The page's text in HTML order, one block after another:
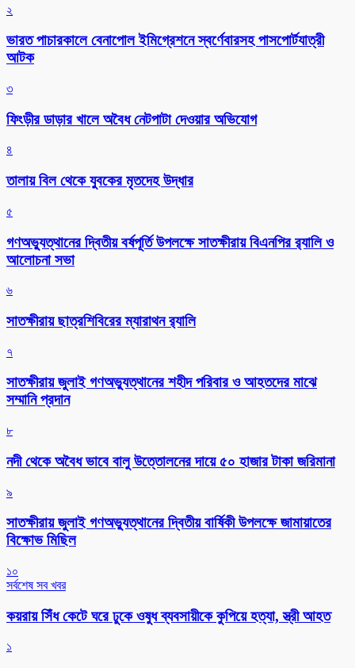
২
ভারত পাচারকালে বেনাপোল ইমিগ্রেশনে স্বর্ণেবারসহ পাসপোর্টযাত্রী
আটক
৩
ফিংড়ীর ডাড়ার খালে অবৈধ নেটপাটা দেওয়ার অভিযোগ
৪
তালায় বিল থেকে যুবকের মৃতদেহ উদ্ধার
৫
গণঅভ্যুত্থানের দ্বিতীয় বর্ষপূর্তি উপলক্ষে সাতক্ষীরায় বিএনপির র‌্যালি ও
আলোচনা সভা
৬
সাতক্ষীরায় ছাত্রশিবিরের ম্যারাথন র‌্যালি
৭
সাতক্ষীরায় জুলাই গণঅভ্যুত্থানের শহীদ পরিবার ও আহতদের মাঝে
সম্মানি প্রদান
৮
নদী থেকে অবৈধ ভাবে বালু উত্তোলনের দায়ে ৫০ হাজার টাকা জরিমানা
৯
সাতক্ষীরায় জুলাই গণঅভ্যুত্থানের দ্বিতীয় বার্ষিকী উপলক্ষে জামায়াতের
বিক্ষোভ মিছিল
১০
সর্বশেষ সব খবর
কয়রায় সিঁধ কেটে ঘরে ঢুকে ওষুধ ব্যবসায়ীকে কুপিয়ে হত্যা, স্ত্রী আহত
১